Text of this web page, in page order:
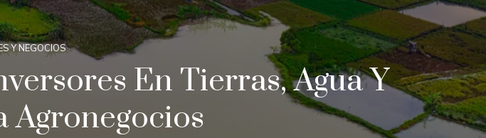
Y NEGOCIOS
En Tierras, Agua Y
Agronegocios